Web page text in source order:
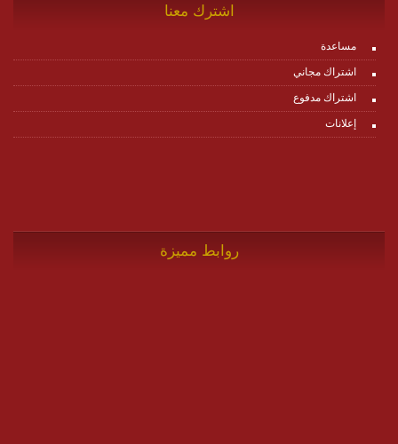
اشترك معنا
مساعدة
اشتراك مجاني
اشتراك مدفوع
إعلانات
روابط مميزة